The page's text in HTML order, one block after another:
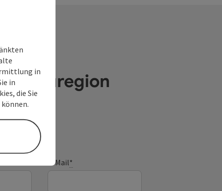
E-Mail*
in
in
die Sie